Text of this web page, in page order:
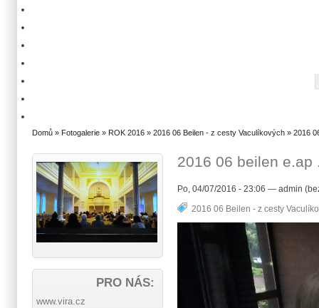
Domů » Fotogalerie » ROK 2016 » 2016 06 Beilen - z cesty Vaculíkových » 2016
2016 06 beilen e.ap
Po, 04/07/2016 - 23:06 — admin
2016 06 Beilen - z cesty
PRO NÁS:
www.vira.cz